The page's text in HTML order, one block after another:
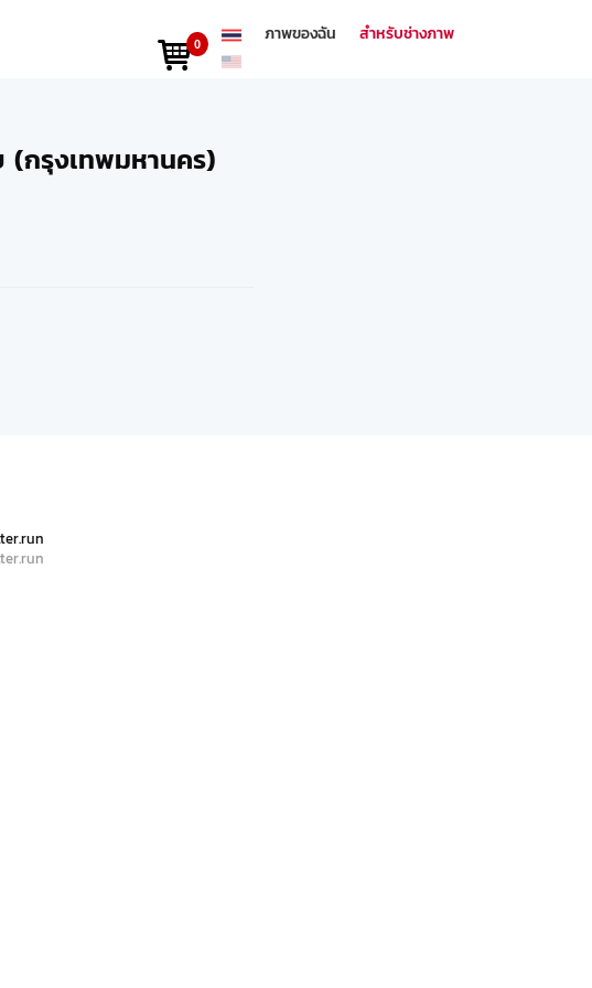
ภาพของฉัน สำหรับช่างภาพ
0
(กรุงเทพมหานคร)